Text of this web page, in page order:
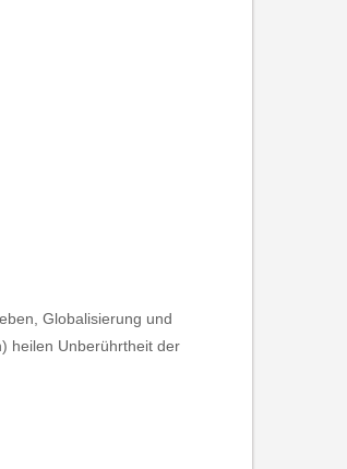
Globalisierung und
heilen Unberührtheit der